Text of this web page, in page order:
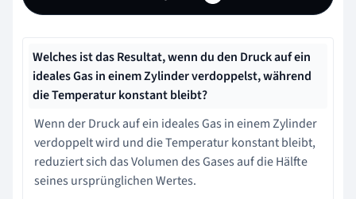
Welches ist das Resultat, wenn du den Druck auf ein
ideales Gas in einem Zylinder verdoppelst, während
die Temperatur konstant bleibt?
Wenn der Druck auf ein ideales Gas in einem Zylinder
verdoppelt wird und die Temperatur konstant bleibt,
reduziert sich das Volumen des Gases auf die Hälfte
seines ursprünglichen Wertes.